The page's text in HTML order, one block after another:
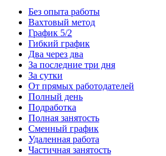
Без опыта работы
Вахтовый метод
График 5/2
Гибкий график
Два через два
За последние три дня
За сутки
От прямых работодателей
Полный день
Подработка
Полная занятость
Сменный график
Удаленная работа
Частичная занятость